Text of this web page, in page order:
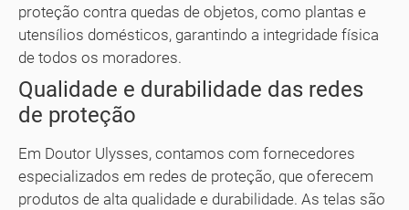
proteção contra quedas de objetos, como plantas e
utensílios domésticos, garantindo a integridade física
de todos os moradores.
Qualidade e durabilidade das redes
de proteção
Em Doutor Ulysses, contamos com fornecedores
especializados em redes de proteção, que oferecem
produtos de alta qualidade e durabilidade. As telas são